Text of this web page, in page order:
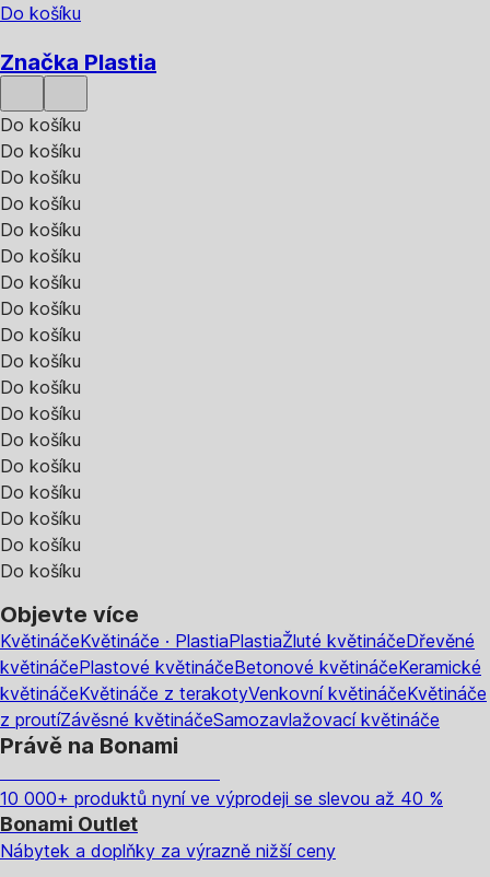
Do košíku
Značka Plastia
Do košíku
Do košíku
Do košíku
Do košíku
Do košíku
Do košíku
Do košíku
Do košíku
Do košíku
Do košíku
Do košíku
Do košíku
Do košíku
Do košíku
Do košíku
Do košíku
Do košíku
Do košíku
Objevte více
KvětináčeKvětináče · PlastiaPlastiaŽluté květináčeDřevěné
květináčePlastové květináčeBetonové květináčeKeramické
květináčeKvětináče z terakotyVenkovní květináčeKvětináče
z proutíZávěsné květináčeSamozavlažovací květináče
Právě na Bonami
10 000+ produktů nyní ve výprodeji se slevou až 40 %
Bonami Outlet
Nábytek a doplňky za výrazně nižší ceny